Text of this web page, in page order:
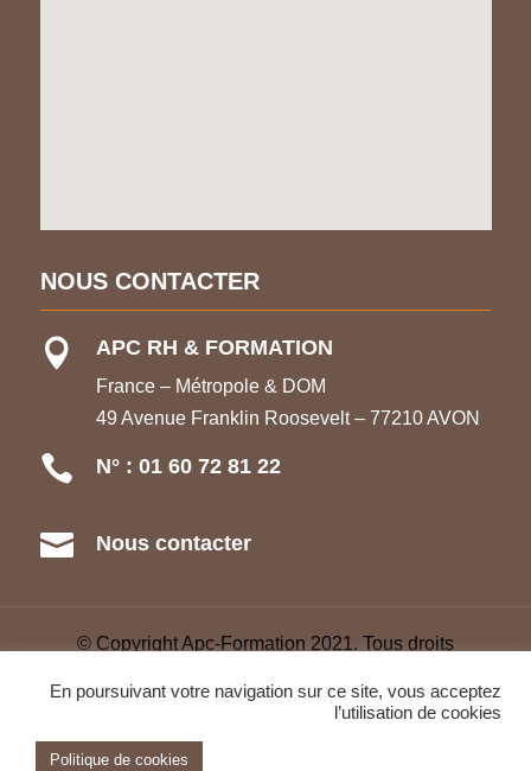
NOUS CONTACTER
 APC RH & FORMATION
France – Métropole & DOM
49 Avenue Franklin Roosevelt – 77210 AVON
 N° : 01 60 72 81 22
 Nous contacter
© Copyright Apc-Formation 2021. Tous droits
Mentions légales
En poursuivant votre navigation sur ce site, vous acceptez
l’utilisation de cookies
Politique de cookies